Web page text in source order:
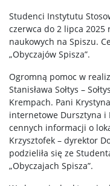
Studenci Instytutu
czerwca do 2 lipca
naukowych na Spiszu.
„Obyczajów Spisza”.
Ogromną pomoc w
Stanisława Sołtys –
Krempach. Pani
internetowe Dursztyna i
cennych informacji o
Krzysztofek – dyrektor
podzieliła się ze
„Obyczajach Spisza”.